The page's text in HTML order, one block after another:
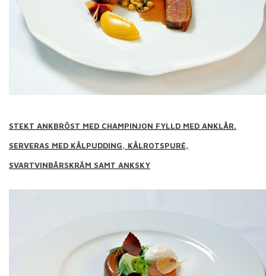
STEKT ANKBRÖST MED CHAMPINJON FYLLD MED ANKLÅR.
SERVERAS MED KÅLPUDDING, KÅLROTSPURÉ,
SVARTVINBÄRSKRÄM SAMT ANKSKY